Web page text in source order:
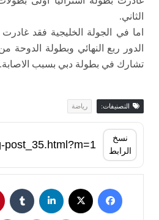
الثاني.
اما في الجولة الخليجية فقد
الدور ربع النهائي وبطولة الدوحة
تشارك في بطولة دبي بسبب الاصابة.
التصنيفات: رياضة
نسخ
الرابط